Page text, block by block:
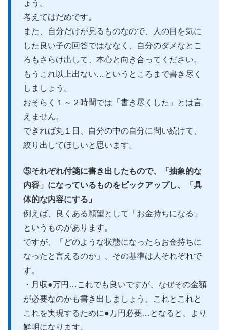
ょう。
考えてはだめです。
また、自分だけが見るものなので、人の目を気に
した良い子の回答ではななく、自分のダメなとこ
ろもさらけ出して、本心と向き合ってください。
もうこれ以上出ない…というところまで書き尽く
しましょう。
おそらく１～２時間では「書き尽くした」とは言
えません。
できれば丸１日、自分の中の自分に問い続けて、
絞り出してほしいと思います。
⑤それぞれ付箋に書き出したもので、「抽象的な
内容」になっているものをピックアップし、「具
体的な内容にする」
例えば、良くある願望として「お金持ちになる」
というものがあります。
ですが、「どのような状態になったらお金持ちに
なったと言えるのか」、その基準は人それぞれで
す。
・月収●万円…これでも良いですが、なぜその金額
が必要なのかも書き出しましょう。これとこれと
これを実現するために●万円必要…となると、より
鮮明になります。